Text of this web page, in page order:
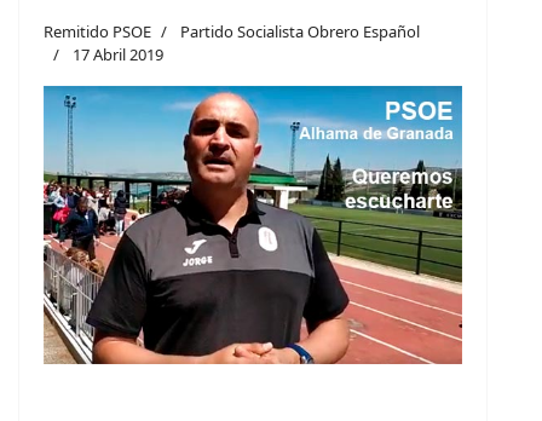
Remitido PSOE
Partido Socialista Obrero Español
17 Abril 2019